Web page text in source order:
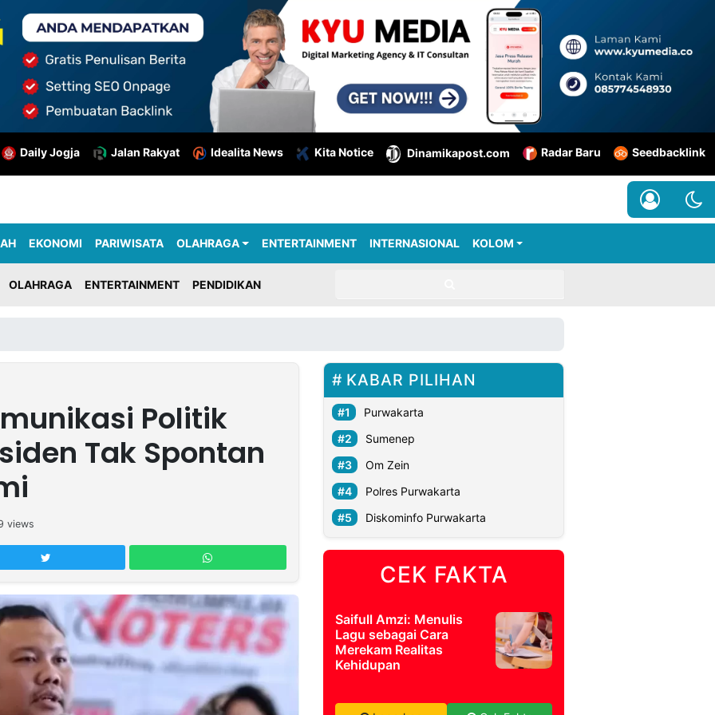
Daily Jogja Jalan Rakyat Idealita News Kita Notice Dinamikapost.com Radar Baru Seedbacklink
EKONOMI PARIWISATA OLAHRAGA ENTERTAINMENT INTERNASIONAL KOLOM
OLAHRAGA ENTERTAINMENT PENDIDIKAN
Politik
Tak Spontan
views
KABAR PILIHAN
Purwakarta
Sumenep
Om Zein
Polres Purwakarta
Diskominfo Purwakarta
CEK FAKTA
Saifull Amzi: Menulis
Lagu sebagai Cara
Merekam Realitas
Kehidupan